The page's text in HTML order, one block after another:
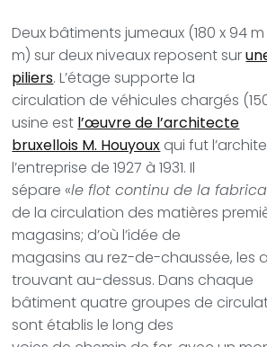
Deux bâtiments jumeaux (180 x 94 m
m) sur deux niveaux reposent sur
piliers. L’étage supporte la
circulation de véhicules chargés
usine est l’œuvre de l’architecte
bruxellois M. Houyoux qui fut
l’entreprise de 1927 à 1931. Il
sépare «le flot continu de la
de la circulation des matières
magasins; d’où l’idée de
magasins au rez-de-chaussée, les
trouvant au-dessus. Dans chaque
bâtiment quatre groupes de
sont établis le long des